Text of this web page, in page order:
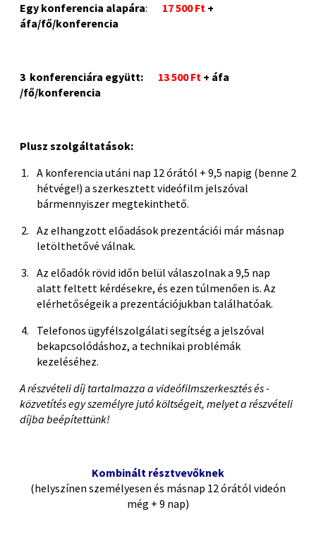
Egy konferencia alapára: 17 500 Ft +
áfa/fő/konferencia
3 konferenciára együtt: 13 500 Ft + áfa
/fő/konferencia
Plusz szolgáltatások:
A konferencia utáni nap 12 órától + 9,5 napig (benne 2
hétvége!) a szerkesztett videófilm jelszóval
bármennyiszer megtekinthető.
Az elhangzott előadások prezentációi már másnap
letölthetővé válnak.
Az előadók rövid időn belül válaszolnak a 9,5 nap
alatt feltett kérdésekre, és ezen túlmenően is. Az
elérhetőségeik a prezentációjukban találhatóak.
Telefonos ügyfélszolgálati segítség a jelszóval
bekapcsolódáshoz, a technikai problémák
kezeléséhez.
A részvételi díj tartalmazza a videófilmszerkesztés és -
közvetítés egy személyre jutó költségeit, melyet a részvételi
díjba beépítettünk!
Kombinált résztvevőknek
(helyszínen személyesen és másnap 12 órától videón
még + 9 nap)